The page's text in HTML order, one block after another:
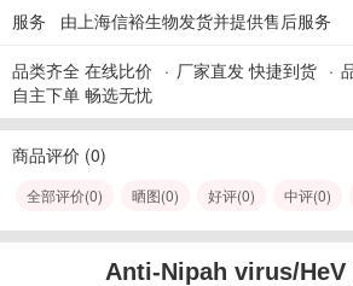
服务 由上海信裕生物发货并提供售后服务
品类齐全 在线比价 厂家直发 快捷到货
自主下单 畅选无忧
商品评价 (0)
全部评价(0) 晒图(0) 好评(0) 中评(0)
Anti-Nipah virus/HeV